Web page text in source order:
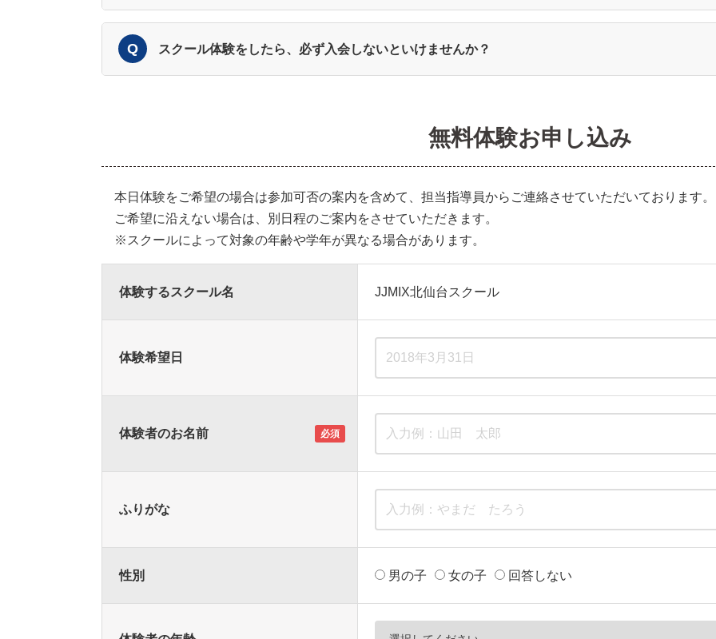
スクール体験をしたら、必ず入会しないといけませんか？
無料体験お申し込み
本日体験をご希望の場合は参加可否の案内を含めて、担当指導員からご連絡させていただいております。
ご希望に沿えない場合は、別日程のご案内をさせていただきます。
※スクールによって対象の年齢や学年が異なる場合があります。
体験するスクール名 JJMIX北仙台スクール
体験希望日
体験者のお名前 必須
ふりがな
性別 男の子 女の子 回答しない